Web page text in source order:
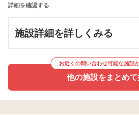
詳細を確認する
施設詳細を詳しくみる
お近くの問い合わせ可能な施設
他の施設をまとめ